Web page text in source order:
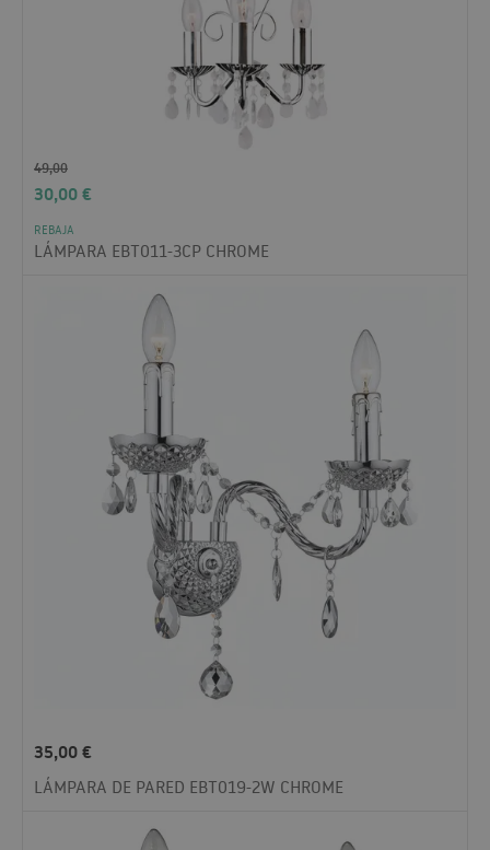
49,00
30,00€
REBAJA
LÁMPARA EBT011-3CP CHROME
35,00€
LÁMPARA DE PARED EBT019-2W CHROME